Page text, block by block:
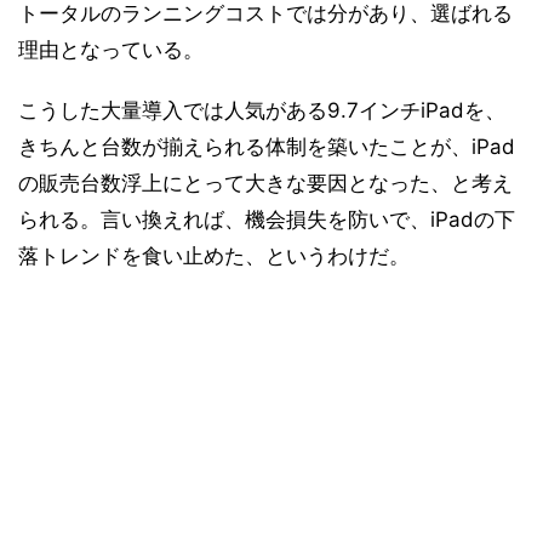
トータルのランニングコストでは分があり、選ばれる
理由となっている。
こうした大量導入では人気がある9.7インチiPadを、
きちんと台数が揃えられる体制を築いたことが、iPad
の販売台数浮上にとって大きな要因となった、と考え
られる。言い換えれば、機会損失を防いで、iPadの下
落トレンドを食い止めた、というわけだ。